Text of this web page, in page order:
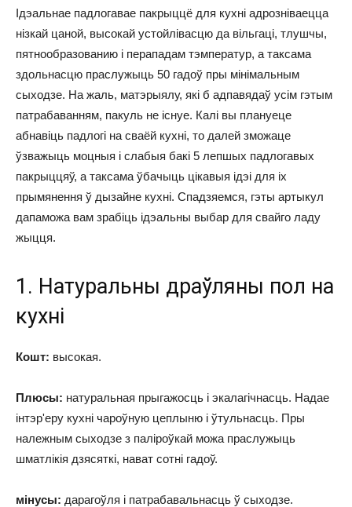
Ідэальнае падлогавае пакрыццё для кухні адрозніваецца
нізкай цаной, высокай устойлівасцю да вільгаці, тлушчы,
пятнообразованию і перападам тэмператур, а таксама
здольнасцю праслужыць 50 гадоў пры мінімальным
сыходзе. На жаль, матэрыялу, які б адпавядаў усім гэтым
патрабаванням, пакуль не існуе. Калі вы плануеце
абнавіць падлогі на сваёй кухні, то далей зможаце
ўзважыць моцныя і слабыя бакі 5 лепшых падлогавых
пакрыццяў, а таксама ўбачыць цікавыя ідэі для іх
прымянення ў дызайне кухні. Спадзяемся, гэты артыкул
дапаможа вам зрабіць ідэальны выбар для свайго ладу
жыцця.
1. Натуральны драўляны пол на
кухні
Кошт: высокая.
Плюсы: натуральная прыгажосць і экалагічнасць. Надае
інтэр'еру кухні чароўную цеплыню і ўтульнасць. Пры
належным сыходзе з паліроўкай можа праслужыць
шматлікія дзясяткі, нават сотні гадоў.
мінусы: дарагоўля і патрабавальнасць ў сыходзе.